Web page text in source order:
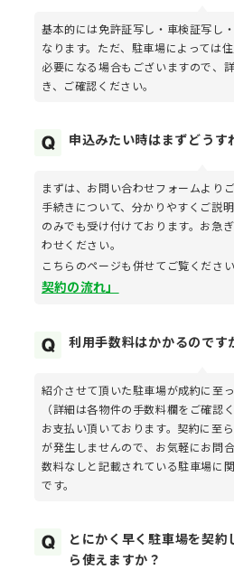
基本的には免許証写し・車検証写し
なります。ただ、駐車場によっては
必要になる場合もございますので、
き、ご確認ください。
申込みたい時はまずどうす
まずは、お問い合わせフォームより
手続きについて、分かりやすくご説
のみでも受け付けております。お急
わせください。
こちらのページも併せてご覧くだ
契約の流れ」
利用手数料はかかるのです
紹介させて頂いた駐車場が成約に至
（詳細は各物件の手数料欄をご確認
お支払い頂いております。契約に至
が発生しませんので、お気軽にお問
数料なしと記載されている駐車場に
です。
とにかく早く駐車場を契
ら使えますか？